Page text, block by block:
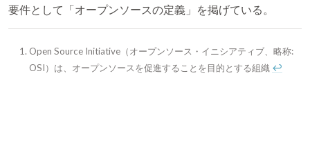
要件として「オープンソースの定義」を掲げている。
Open Source Initiative（オープンソース・イニシアティブ、略称:
OSI）は、オープンソースを促進することを目的とする組織 ↩